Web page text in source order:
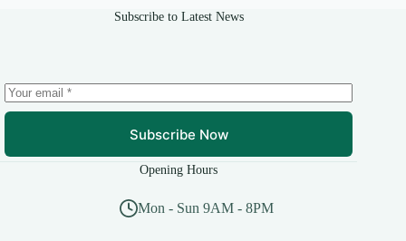
Subscribe to Latest News
Subscribe Now
Opening Hours
Mon - Sun 9AM - 8PM